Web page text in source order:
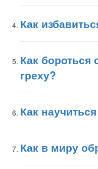
Как
Как бороться
греху?
Как
Как в миру